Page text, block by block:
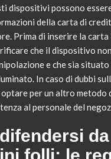
dispositivi possono
della carta di
Prima di inserire la carta
che il dispositivo
e che sia
In caso di dubbi
optare per un altro metodo
al personale del
da